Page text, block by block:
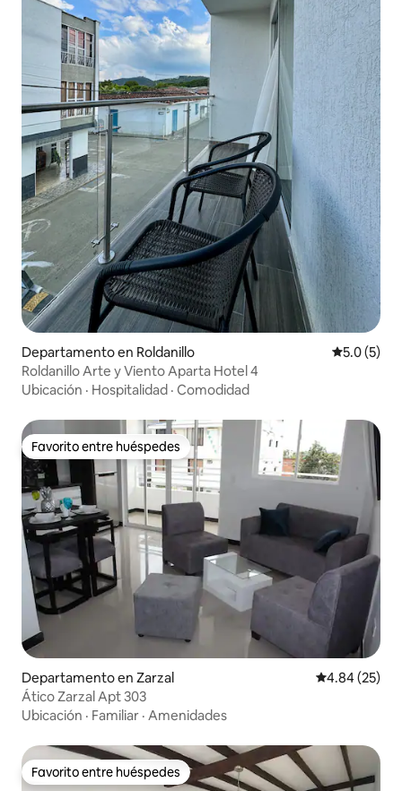
Departamento en Roldanillo
5.0 (5)
Roldanillo Arte y Viento Aparta Hotel 4
Ubicación · Hospitalidad · Comodidad
Favorito entre huéspedes
Favorito entre huéspedes
Departamento en Zarzal Calificación
4.84 (25)
Ático Zarzal Apt 303
Ubicación · Familiar · Amenidades
Favorito entre huéspedes
Favorito entre huéspedes